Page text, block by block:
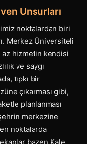
Unsurları
noktalardan biri
Merkez Üniversiteli
az hizmetin kendisi
ve saygı
tıpkı bir
çıkarması gibi,
planlanması
merkezine
noktalarda
bazen Kale